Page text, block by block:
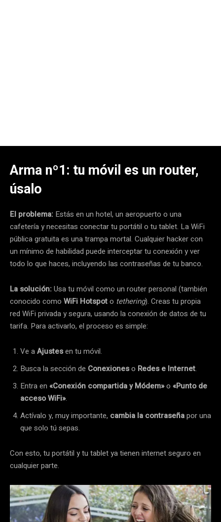
Arma nº1: tu móvil es un router,
úsalo
El problema: Estás en un hotel, un aeropuerto o una
cafetería y necesitas conectar tu portátil o tu tablet. La WiFi
pública gratuita es una trampa mortal. Cualquier hacker con
un mínimo de habilidad puede interceptar tu conexión y ver
todo lo que haces, incluyendo las contraseñas de tu banco.
La solución:Usa tu móvil como un router personal (también
conocido como WiFi Hotspoto tethering). Creas tu propia
red WiFi privada y segura, usando la conexión de datos de tu
tarifa. Para activarlo, el proceso es simple:
Ve aAjustesen tu móvil.
Busca la sección de Conexioneso Redes e Internet.
Entra en «Conexión compartida y Módem»o «Punto de
acceso WiFi».
Actívalo y, muy importante, cambia la contraseñapor una
que solo tú sepas.
Con esto, tu portátil y tu tablet ya tienen internet seguro en
cualquier parte.